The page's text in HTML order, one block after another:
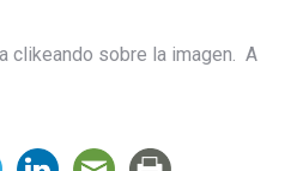
clikeando sobre la imagen. A